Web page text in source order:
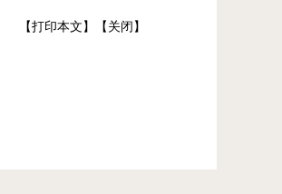
【打印本文】 【关闭】